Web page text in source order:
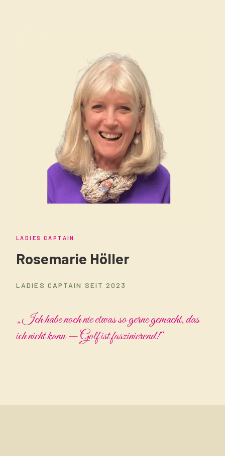
LADIES CAPTAIN
Rosemarie Höller
LADIES CAPTAIN SEIT 2023
„Ich habe noch nie etwas so gerne gemacht, das
ich nicht kann — Golf ist faszinierend!“